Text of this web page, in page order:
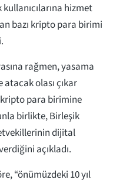
hizmet
bazı kripto para birimi
rağmen, yasama
atacak olası çıkar
para birimine
birlikte, Birleşik
dijital
açıkladı.
“önümüzdeki 10 yıl